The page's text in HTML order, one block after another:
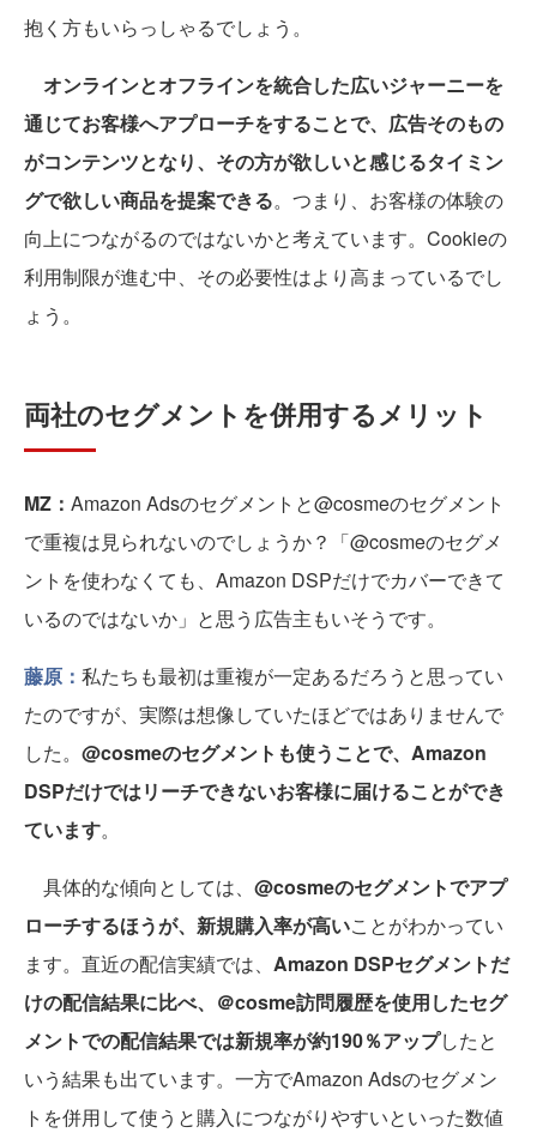
抱く方もいらっしゃるでしょう。
オンラインとオフラインを統合した広いジャーニーを
通じてお客様へアプローチをすることで、広告そのもの
がコンテンツとなり、その方が欲しいと感じるタイミン
グで欲しい商品を提案できる。つまり、お客様の体験の
向上につながるのではないかと考えています。Cookieの
利用制限が進む中、その必要性はより高まっているでし
ょう。
両社のセグメントを併用するメリット
MZ： Amazon Adsのセグメントと@cosmeのセグメント
で重複は見られないのでしょうか？「@cosmeのセグメ
ントを使わなくても、Amazon DSPだけでカバーできて
いるのではないか」と思う広告主もいそうです。
藤原： 私たちも最初は重複が一定あるだろうと思ってい
たのですが、実際は想像していたほどではありませんで
した。 @cosmeのセグメントも使うことで、Amazon
DSPだけではリーチできないお客様に届けることができ
ています。
具体的な傾向としては、 @cosmeのセグメントでアプ
ローチするほうが、新規購入率が高いことがわかってい
ます。直近の配信実績では、 Amazon DSPセグメントだ
けの配信結果に比べ、＠cosme訪問履歴を使用したセグ
メントでの配信結果では新規率が約190％アップしたと
いう結果も出ています。一方でAmazon Adsのセグメン
トを併用して使うと購入につながりやすいといった数値